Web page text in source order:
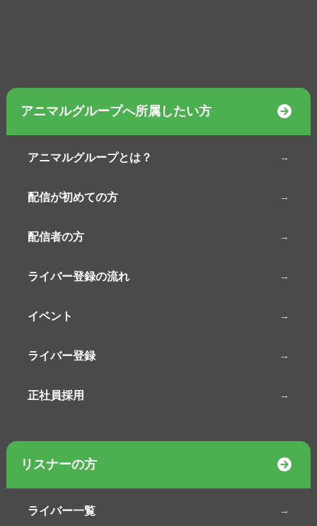
アニマルグループへ所属したい方
アニマルグループとは？
配信が初めての方
配信者の方
ライバー登録の流れ
イベント
ライバー登録
正社員採用
リスナーの方
ライバー一覧